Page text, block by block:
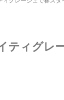
ティグレ